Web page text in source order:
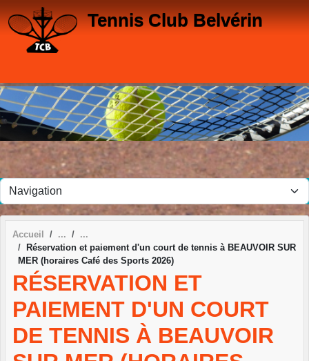
Tennis Club Belvérin
Accueil
Réservation et paiement d'un court de tennis à BEAUVOIR SUR
MER (horaires Café des Sports 2026)
RÉSERVATION ET
PAIEMENT D'UN COURT
DE TENNIS À BEAUVOIR
Panneau de gestion des cookies